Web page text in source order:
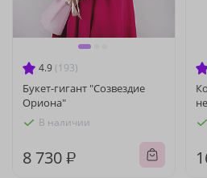
4.9 (193)
Букет-гигант "Созвездие
Ориона"
В наличии
8 730 ₽